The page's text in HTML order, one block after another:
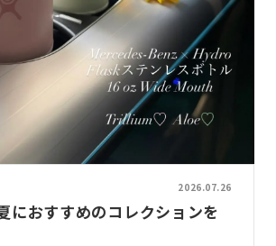
2026.07.26
におすすめのコレクションを